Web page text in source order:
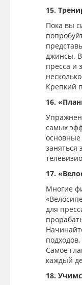
15.
Пока вы
джинсы.
пресса и
Крепкий
16.
самых
заняться
17.
Многие
для
Самое
каждый
18.